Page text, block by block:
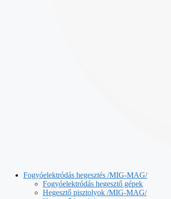
Fogyóelektródás hegesztés /MIG-MAG/
Fogyóelektródás hegesztő gépek
Hegesztő pisztolyok /MIG-MAG/